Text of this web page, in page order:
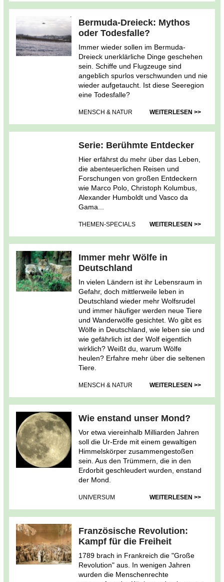
Bermuda-Dreieck: Mythos
oder Todesfalle?
Immer wieder sollen im Bermuda-
Dreieck unerklärliche Dinge geschehen
sein. Schiffe und Flugzeuge sind
angeblich spurlos verschwunden und nie
wieder aufgetaucht. Ist diese Seeregion
eine Todesfalle?
MENSCH & NATUR WEITERLESEN >>
Serie: Berühmte Entdecker
Hier erfährst du mehr über das Leben,
die abenteuerlichen Reisen und
Forschungen von großen Entdeckern
wie Marco Polo, Christoph Kolumbus,
Alexander Humboldt und Vasco da
Gama...
THEMEN-SPECIALS WEITERLESEN >>
Immer mehr Wölfe in
Deutschland
In vielen Ländern ist ihr Lebensraum in
Gefahr, doch mittlerweile leben in
Deutschland wieder mehr Wolfsrudel
und immer häufiger werden neue Tiere
und Wanderwölfe gesichtet. Wo gibt es
Wölfe in Deutschland, wie leben sie und
wie gefährlich ist der Wolf eigentlich
wirklich? Weißt du, warum Wölfe
heulen? Erfahre mehr über die seltenen
Tiere.
MENSCH & NATUR WEITERLESEN >>
Wie enstand unser Mond?
Vor etwa viereinhalb Milliarden Jahren
soll die Ur-Erde mit einem gewaltigen
Himmelskörper zusammengestoßen
sein. Aus den Trümmern, die in den
Erdorbit geschleudert wurden, enstand
der Mond.
UNIVERSUM WEITERLESEN >>
Französische Revolution:
Kampf für die Freiheit
1789 brach in Frankreich die "Große
Revolution" aus. In wenigen Jahren
wurden die Menschenrechte